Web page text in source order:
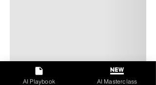
AI Playbook AI Masterclass